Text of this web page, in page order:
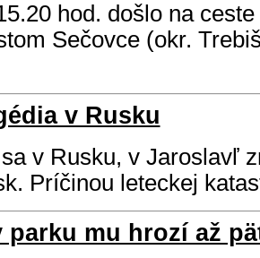
hod. došlo na
Sečovce (okr.
v Rusku
v Rusku, v Jaroslavľ
Príčinou leteckej
parku mu hrozí až